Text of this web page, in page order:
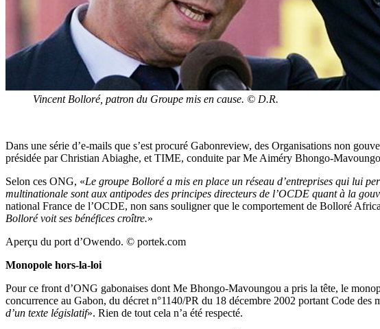
Vincent Bolloré, patron du Groupe mis en cause. © D.R.
Dans une série d’e-mails que s’est procuré Gabonreview, des Organisations non
présidée par Christian Abiaghe, et TIME, conduite par Me Aiméry Bhongo-
Selon ces ONG, «Le groupe Bolloré a mis en place un réseau d’entreprises qui lui
multinationale sont aux antipodes des principes directeurs de l’OCDE quant à la
national France de l’OCDE, non sans souligner que le comportement de Bolloré
Bolloré voit ses bénéfices croître.»
Aperçu du port d’Owendo. © portek.com
Monopole hors-la-loi
Pour ce front d’ONG gabonaises dont Me Bhongo-Mavoungou a pris la tête, le
concurrence au Gabon, du décret n°1140/PR du 18 décembre 2002 portant Code
d’un texte législatif». Rien de tout cela n’a été respecté.